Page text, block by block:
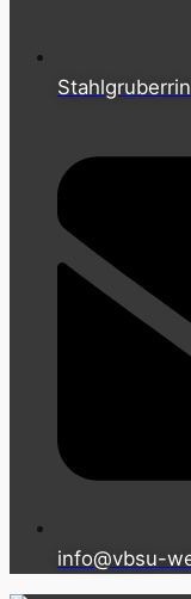
info@vbsu-